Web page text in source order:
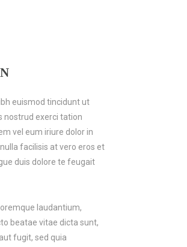
euismod tincidunt ut
nostrud exerci tation
vel eum iriure dolor in
facilisis at vero eros et
duis dolore te feugait
laudantium,
beatae vitae dicta sunt,
fugit, sed quia